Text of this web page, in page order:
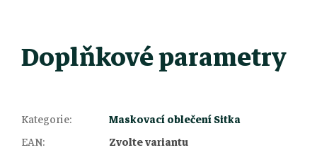
Doplňkové parametry
Kategorie:
Maskovací oblečení Sitka
EAN:
Zvolte variantu